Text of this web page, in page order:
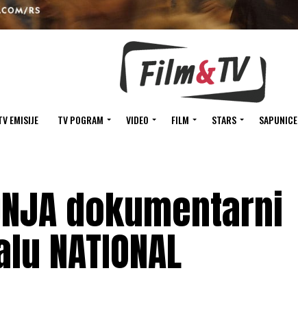
EMISIJE TV POGRAM VIDEO FILM STARS SAPUNICE
dokumentarni
NATIONAL